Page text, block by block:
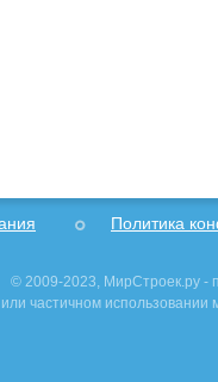
Политика
© 2009-2023, МирСтроек.ру -
частичном использовании